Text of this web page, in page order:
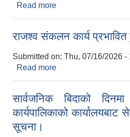
Read more
राजश्व संकलन कार्य
Submitted on: Thu, 07/16/2026 -
Read more
सार्वजनिक बिदाको
कार्यपालिकाको कार्यालयबाट
सूचना।